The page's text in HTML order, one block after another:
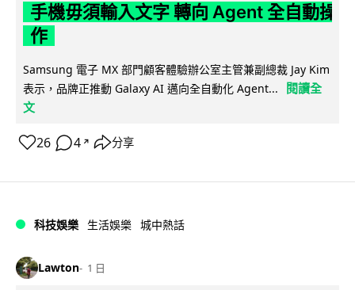
手機毋須輸入文字 轉向 Agent 全自動操
作
Samsung 電子 MX 部門顧客體驗辦公室主管兼副總裁 Jay Kim
表示，品牌正推動 Galaxy AI 邁向全自動化 Agent...
閱讀全
文
26 4 ↗ 分享
科技娛樂 生活娛樂 城中熱話
Lawton 1 日